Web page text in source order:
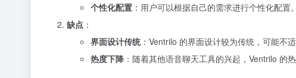
个性化配置 ：用户可以根据自己的需求进行个性化配置。
缺点 ：
界面设计传统：Ventrilo 的界面设计较为传统，可能不
热度下降 ：随着其他语音聊天工具的兴起，Ventrilo 的热